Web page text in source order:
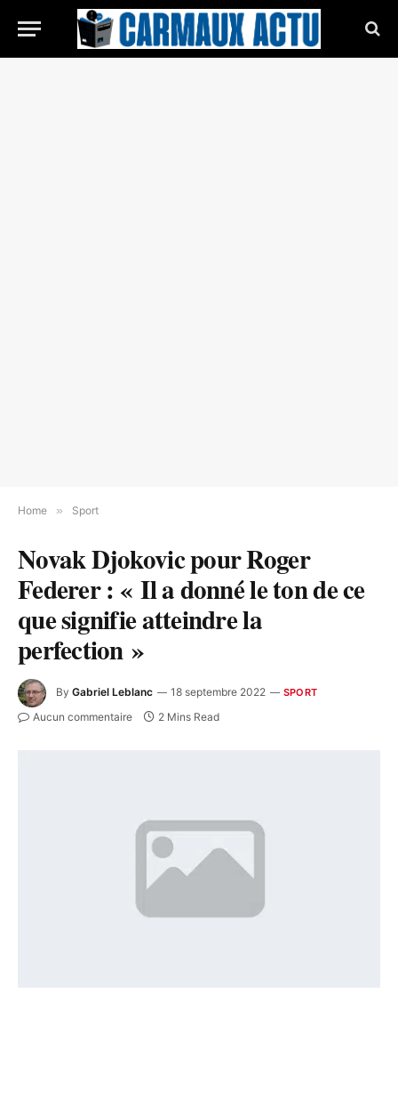
Home » Sport
Novak Djokovic pour Roger
Federer : « Il a donné le ton de ce
que signifie atteindre la
perfection »
By Gabriel Leblanc 18 septembre 2022 SPORT
Aucun commentaire 2 Mins Read